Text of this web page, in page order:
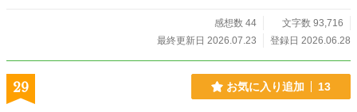
感想数 44
文字数 93,716
最終更新日 2026.07.23
登録日 2026.06.28
29 お気に入り追加 13